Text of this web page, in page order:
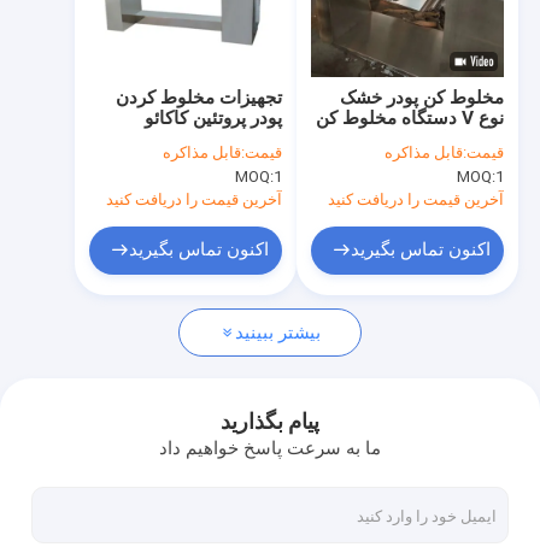
کارخانه تور
کنترل کیفیت
همه موارد
اسپری خشک کن گریز از مرکز با سرعت بالا
مایکروویو وکیوم خشک کن
خشک کن اسپری فشار
تجهیزات مخلوط کردن
پودر پروتئین کاکائو
قیمت:قابل مذاکره
MOQ:1
آخرین قیمت را دریافت کنید
اکنون تماس بگیرید
مخلوط کن پودر خشک
نوع V دستگاه مخلوط کن
ذرات ماسالا
قیمت:قابل مذاکره
MOQ:1
آخرین قیمت را دریافت کنید
اکنون تماس بگیرید
بیشتر ببینید
پیام بگذارید
ما به سرعت پاسخ خواهیم داد